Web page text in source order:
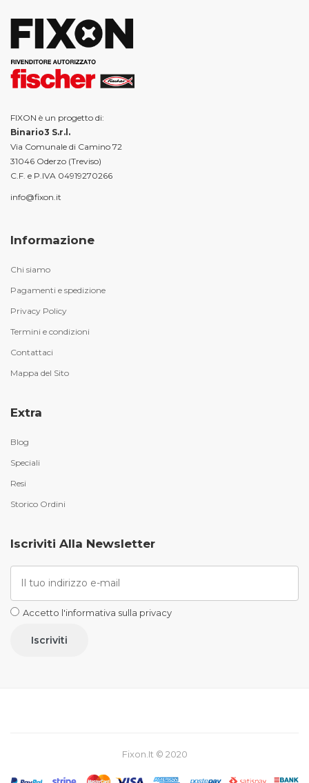
FIXON è un progetto di:
Binario3 S.r.l.
Via Comunale di Camino 72
31046 Oderzo (Treviso)
C.F. e P.IVA 04919270266
info@fixon.it
Informazione
Chi siamo
Pagamenti e spedizione
Privacy Policy
Termini e condizioni
Contattaci
Mappa del Sito
Extra
Blog
Speciali
Resi
Storico Ordini
Iscriviti Alla Newsletter
Accetto l'informativa sulla privacy
Fixon.it © 2020